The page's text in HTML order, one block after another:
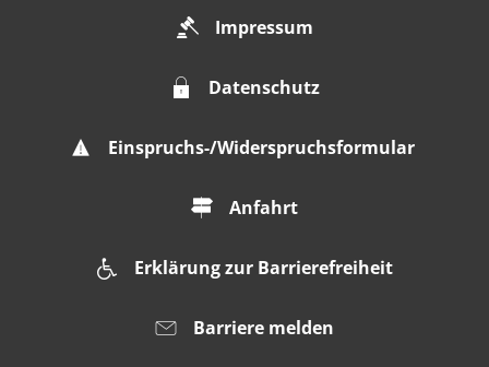
Impressum
Datenschutz
Einspruchs-/Widerspruchsformular
Anfahrt
Erklärung zur Barrierefreiheit
Barriere melden